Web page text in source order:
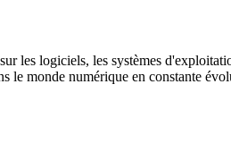
les logiciels, les systèmes
le monde numérique en constante